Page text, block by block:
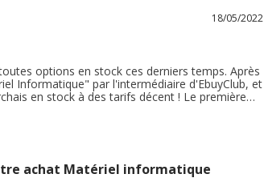
18/05/2022
options en stock ces derniers temps. Après
Informatique" par l'intermédiaire d'EbuyClub, et
en stock à des tarifs décent ! Le première
/ 05) , et la livraison s'est produite hier ( le 17
achat Matériel informatique